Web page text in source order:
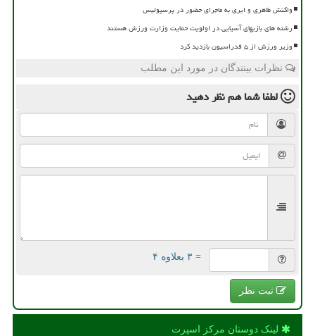
واکنش طاهری و ایری به ماجرای حضور در پرسپولیس
رشته های بازیهای آسیایی در اولویت حمایت وزارت ورزش هستند
وزیر ورزش از ۵ فدراسیون بازدید کرد
نظرات بینندگان در مورد این مطلب
لطفا شما همنظر دهید
= ۳ بعلاوه ۴
ثبت نظر
لینک دوستان مركز اسپرت